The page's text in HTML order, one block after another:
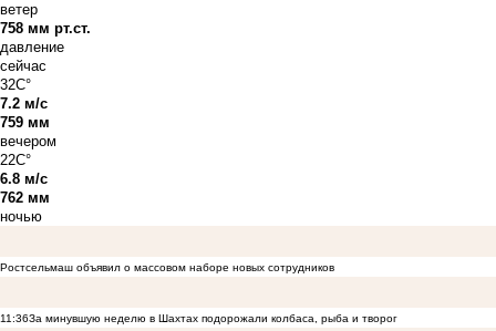
ветер
758 мм рт.ст.
давление
сейчас
32C°
7.2 м/с
759 мм
вечером
22C°
6.8 м/с
762 мм
ночью
Ростсельмаш объявил о массовом наборе новых сотрудников
11:36За минувшую неделю в Шахтах подорожали колбаса, рыба и творог